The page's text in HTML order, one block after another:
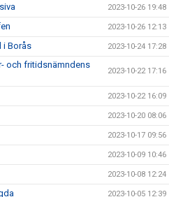
2023-10-26 19:48
2023-10-26 12:13
i Borås 2023-10-24 17:28
och fritidsnämndens
2023-10-22 17:16
2023-10-22 16:09
2023-10-20 08:06
2023-10-17 09:56
2023-10-09 10:46
2023-10-08 12:24
2023-10-05 12:39